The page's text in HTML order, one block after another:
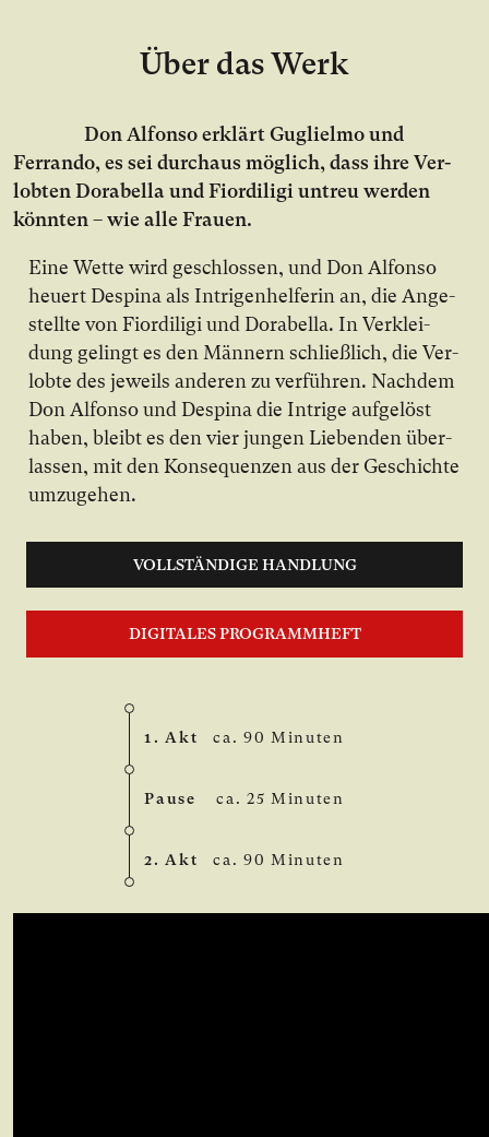
Über das Werk
Don Al­fon­so er­klärt Guglielmo und
Ferrando, es sei durch­aus mög­lich, dass ih­re Ver­
lob­ten Dorabella und Fiordiligi un­treu wer­den
könn­ten – wie al­le Frau­en.
Ei­ne Wet­te wird ge­schlos­sen, und Don Al­fon­so
heu­ert Despina als In­tri­gen­hel­fe­rin an, die An­ge­
stell­te von Fiordiligi und Dorabella. In Ver­klei­
dung ge­lingt es den Män­nern schließ­lich, die Ver­
lob­te des je­weils an­de­ren zu ver­füh­ren. Nach­dem
Don Al­fon­so und Despina die In­tri­ge auf­ge­löst
ha­ben, bleibt es den vier jun­gen Lie­ben­den über­
las­sen, mit den Kon­se­quen­zen aus der Ge­schich­te
um­zu­ge­hen.
VOLLSTÄNDIGE HANDLUNG
DIGITALES PROGRAMMHEFT
1. Akt ca. 90 Minuten
Pause ca. 25 Minuten
2. Akt ca. 90 Minuten